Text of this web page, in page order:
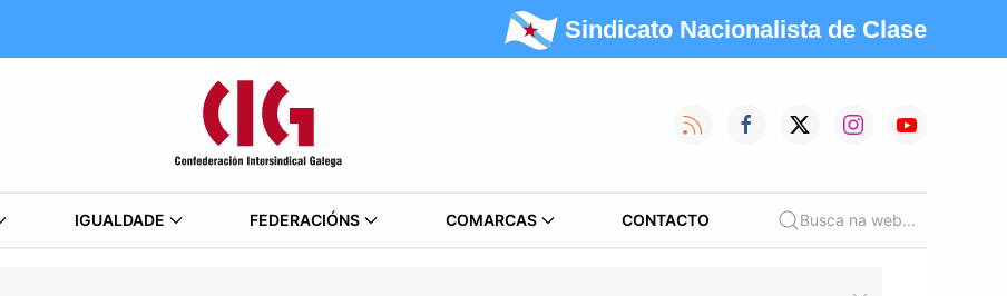
Sindicato Nacionalista de Clase
IGUALDADE FEDERACIÓNS COMARCAS CONTACTO Busca na web...